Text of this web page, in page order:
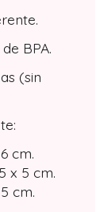
BPA.
(sin
cm.
x 5 cm.
cm.